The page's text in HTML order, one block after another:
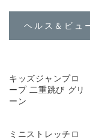
ヘルス＆ビュ
キッズジャンプロ
ープ 二重跳び グリ
ーン
ミニストレッチロ